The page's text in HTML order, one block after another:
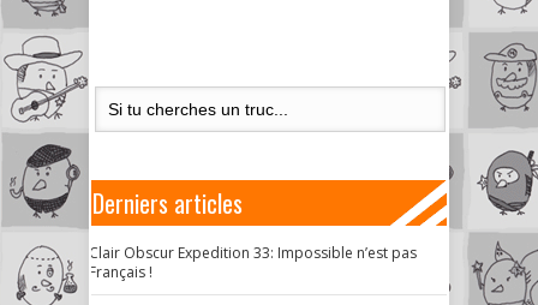
Derniers articles
Clair Obscur Expedition 33: Impossible n’est pas
Français !